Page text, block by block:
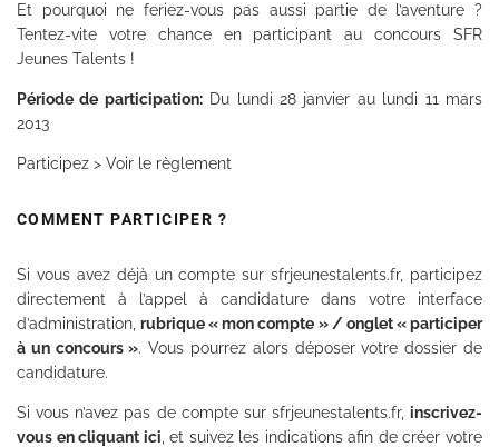
Et pourquoi ne feriez-vous pas aussi partie de l’aventure ?
Tentez-vite votre chance en participant au concours SFR
Jeunes Talents !
Période de participation:Du lundi 28 janvier au lundi 11 mars
2013
Participez > Voir le règlement
COMMENT PARTICIPER ?
Si vous avez déjà un compte sur sfrjeunestalents.fr, participez
directement à l’appel à candidature dans votre interface
d’administration,rubrique « mon compte » / onglet « participer
à un concours ». Vous pourrez alors déposer votre dossier de
candidature.
Si vous n’avez pas de compte sur sfrjeunestalents.fr, inscrivez-
vous en cliquant ici , et suivez les indications afin de créer votre